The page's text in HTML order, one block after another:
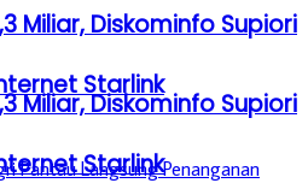
Miliar, Diskominfo Supiori
Starlink
Miliar, Diskominfo Supiori
Starlink